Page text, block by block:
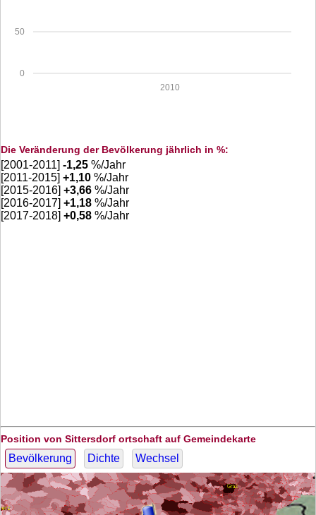
0
50
2010
Die Veränderung der Bevölkerung jährlich in %:
[2001-2011] -1,25 %/Jahr
[2011-2015] +1,10 %/Jahr
[2015-2016] +3,66 %/Jahr
[2016-2017] +1,18 %/Jahr
[2017-2018] +0,58 %/Jahr
Position von Sittersdorf ortschaft auf Gemeindekarte
Bevölkerung Dichte Wechsel